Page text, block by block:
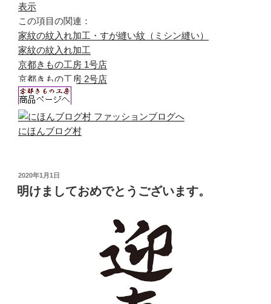
表示
この項目の関連：
家紋の紋入れ加工・すが縫い紋（ミシン縫い）
家紋の紋入れ加工
京都きもの工房 1号店
京都きもの工房 2号店
にほんブログ村
投
稿
日:
2020年1月1日
明けましておめでとうございます。